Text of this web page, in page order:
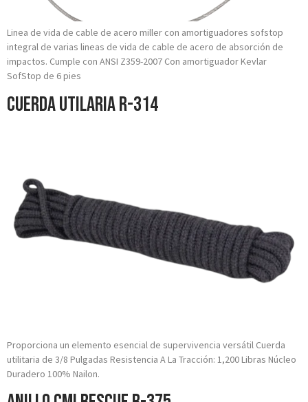
Linea de vida de cable de acero miller con amortiguadores sofstop
integral de varias lineas de vida de cable de acero de absorción de
impactos. Cumple con ANSI Z359-2007 Con amortiguador Kevlar
SofStop de 6 pies
Cuerda Utilaria R-314
Proporciona un elemento esencial de supervivencia versátil Cuerda
utilitaria de 3/8 Pulgadas Resistencia A La Tracción: 1,200 Libras Núcleo
Duradero 100% Nailon.